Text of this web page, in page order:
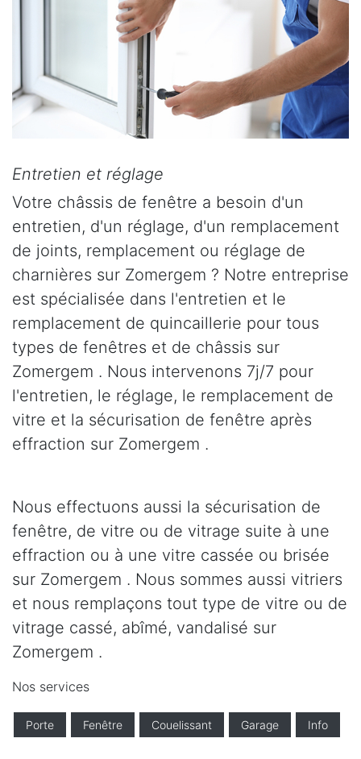
Entretien et réglage
Votre châssis de fenêtre a besoin d'un
entretien, d'un réglage, d'un remplacement
de joints, remplacement ou réglage de
charnières sur Zomergem ? Notre entreprise
est spécialisée dans l'entretien et le
remplacement de quincaillerie pour tous
types de fenêtres et de châssis sur
Zomergem . Nous intervenons 7j/7 pour
l'entretien, le réglage, le remplacement de
vitre et la sécurisation de fenêtre après
effraction sur Zomergem .
Nous effectuons aussi la sécurisation de
fenêtre, de vitre ou de vitrage suite à une
effraction ou à une vitre cassée ou brisée
sur Zomergem . Nous sommes aussi vitriers
et nous remplaçons tout type de vitre ou de
vitrage cassé, abîmé, vandalisé sur
Zomergem .
Nos services
Porte Fenêtre Couelissant Garage Info